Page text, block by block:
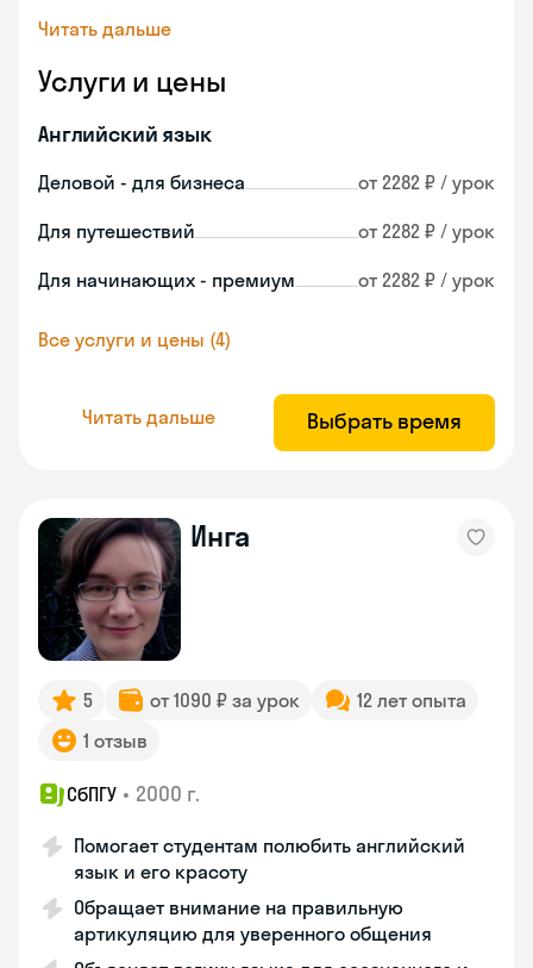
Читать дальше
Услуги и цены
Английский язык
Деловой - для бизнеса от 2282 ₽ / урок
Для путешествий от 2282 ₽ / урок
Для начинающих - премиум от 2282 ₽ / урок
Все услуги и цены (4)
Читать дальше Выбрать время
Инга
5 от 1090 ₽ за урок
12 лет опыта
1 отзыв
СбПГУ • 2000 г.
Помогает студентам полюбить английский
язык и его красоту
Обращает внимание на правильную
артикуляцию для уверенного общения